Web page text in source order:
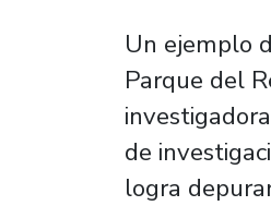
Un ejemplo
Parque del
de
logra